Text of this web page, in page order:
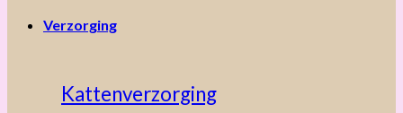
Verzorging
Kattenverzorging